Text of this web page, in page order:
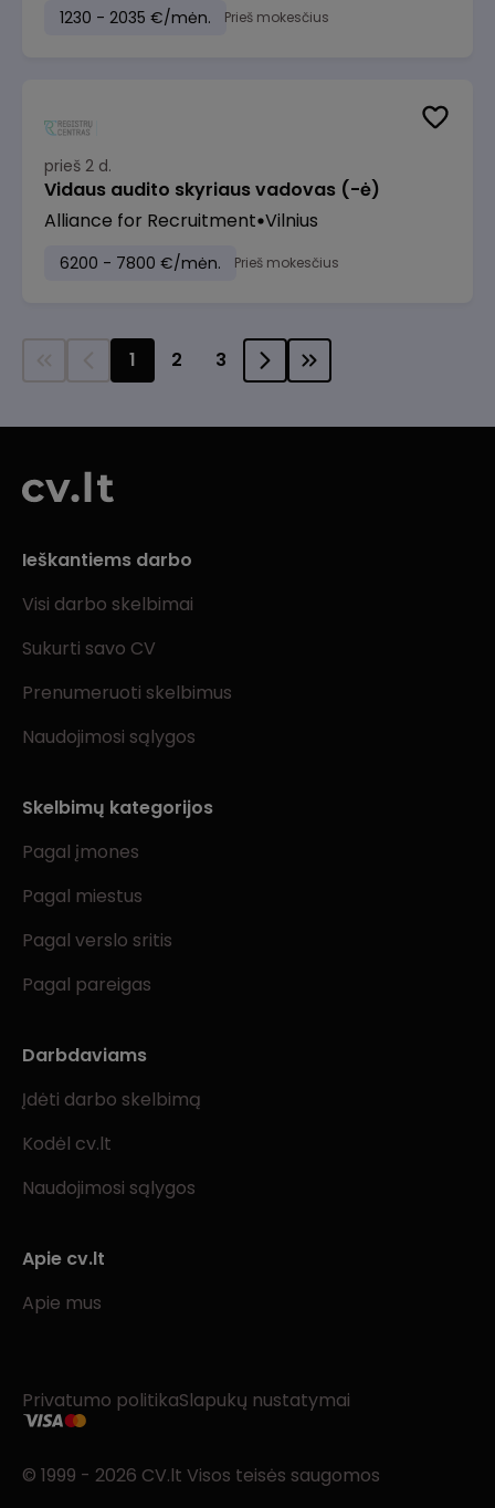
1230 - 2035 €/mėn. Prieš mokesčius
prieš 2 d.
Vidaus audito skyriaus vadovas (-ė)
Alliance for Recruitment Vilnius
6200 - 7800 €/mėn. Prieš mokesčius
1 2 3
Ieškantiems darbo
Visi darbo skelbimai
Sukurti savo CV
Prenumeruoti skelbimus
Naudojimosi sąlygos
Skelbimų kategorijos
Pagal įmones
Pagal miestus
Pagal verslo sritis
Pagal pareigas
Darbdaviams
Įdėti darbo skelbimą
Kodėl cv.lt
Naudojimosi sąlygos
Apie cv.lt
Apie mus
Privatumo politikaSlapukų nustatymai
© 1999 - 2026 CV.lt Visos teisės saugomos